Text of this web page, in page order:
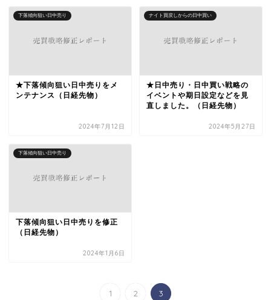
下落傾向狙い日中売り
★下落傾向狙い日中売りをメ
ンテナンス（日経先物）
2024年7月12日
ナイト買戻しからの日中買い
★日中売り・日中買い戦略の
イベントや期日設定などを見
直しました。（日経先物）
2024年5月27日
下落傾向狙い日中売り
下落傾向狙い日中売りを修正
（日経先物）
2024年1月6日
1 2 3